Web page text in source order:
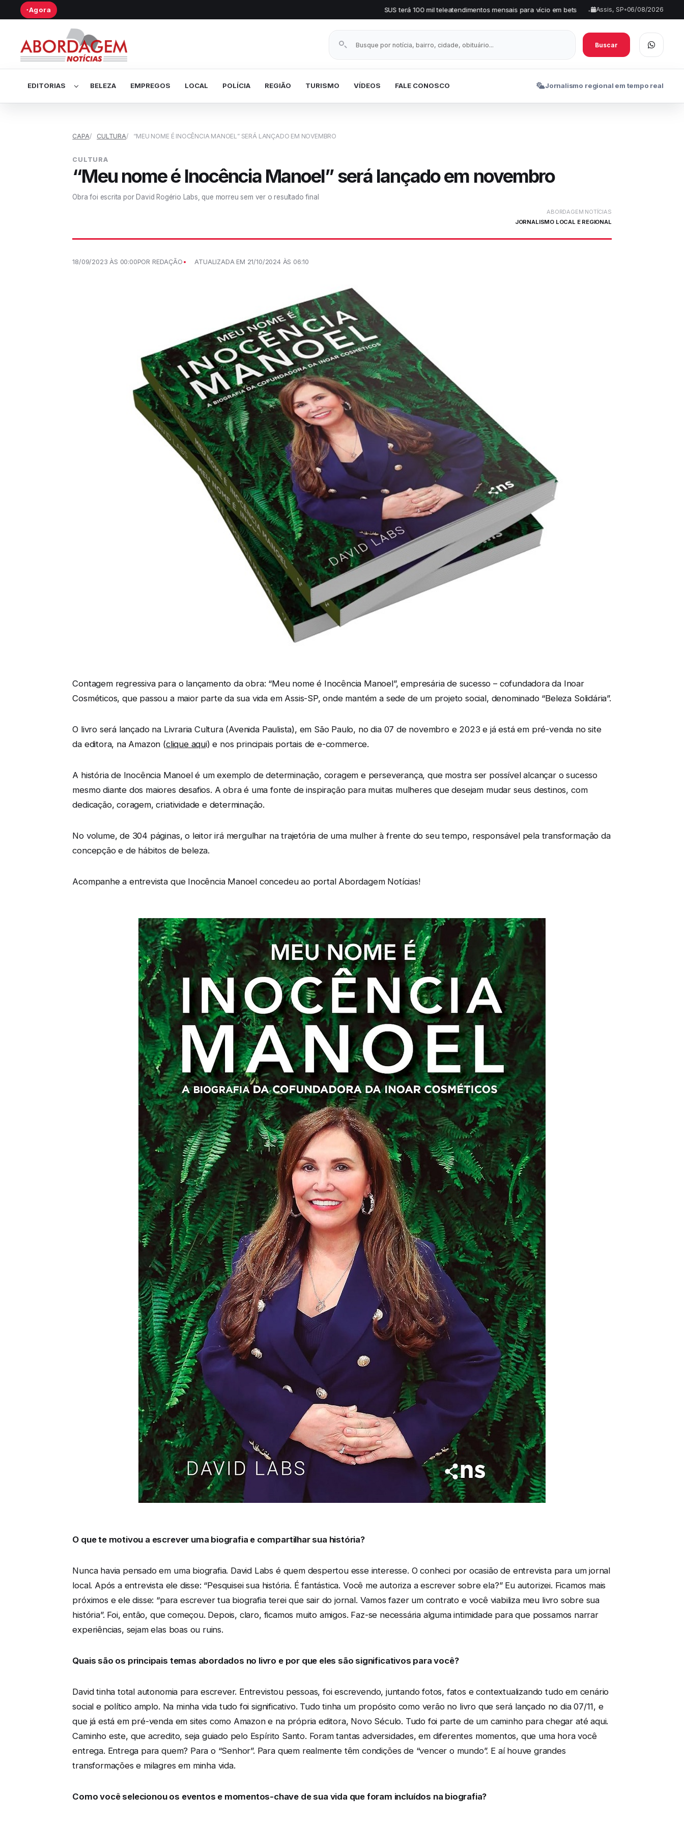
● Agora SUS terá 100 mil teleatendimentos mensais para vício em bets • SHR Miner lança serviço gratuito de
Assis, SP•06/08/2026
Buscar notícias
Buscar
EDITORIAS BELEZA EMPREGOS LOCAL POLÍCIA REGIÃO TURISMO VÍDEOS FALE CONOSCO Jornalismo regional em tempo real
CAPA CULTURA “MEU NOME É INOCÊNCIA MANOEL” SERÁ LANÇADO EM NOVEMBRO
CULTURA
“Meu nome é Inocência Manoel” será lançado em novembro
Obra foi escrita por David Rogério Labs, que morreu sem ver o resultado final
ABORDAGEM NOTÍCIAS
JORNALISMO LOCAL E REGIONAL
18/09/2023 ÀS 00:00POR REDAÇÃO ATUALIZADA EM 21/10/2024 ÀS 06:10
Contagem regressiva para o lançamento da obra: “Meu nome é Inocência Manoel”, empresária de sucesso – cofundadora da Inoar
Cosméticos, que passou a maior parte da sua vida em Assis-SP, onde mantém a sede de um projeto social, denominado “Beleza Solidária”.
O livro será lançado na Livraria Cultura (Avenida Paulista), em São Paulo, no dia 07 de novembro e 2023 e já está em pré-venda no site
da editora, na Amazon (clique aqui) e nos principais portais de e-commerce.
A história de Inocência Manoel é um exemplo de determinação, coragem e perseverança, que mostra ser possível alcançar o sucesso
mesmo diante dos maiores desafios. A obra é uma fonte de inspiração para muitas mulheres que desejam mudar seus destinos, com
dedicação, coragem, criatividade e determinação.
No volume, de 304 páginas, o leitor irá mergulhar na trajetória de uma mulher à frente do seu tempo, responsável pela transformação da
concepção e de hábitos de beleza.
Acompanhe a entrevista que Inocência Manoel concedeu ao portal Abordagem Notícias!
O que te motivou a escrever uma biografia e compartilhar sua história?
Nunca havia pensado em uma biografia. David Labs é quem despertou esse interesse. O conheci por ocasião de entrevista para um jornal
local. Após a entrevista ele disse: “Pesquisei sua história. É fantástica. Você me autoriza a escrever sobre ela?” Eu autorizei. Ficamos mais
próximos e ele disse: “para escrever tua biografia terei que sair do jornal. Vamos fazer um contrato e você viabiliza meu livro sobre sua
história”. Foi, então, que começou. Depois, claro, ficamos muito amigos. Faz-se necessária alguma intimidade para que possamos narrar
experiências, sejam elas boas ou ruins.
Quais são os principais temas abordados no livro e por que eles são significativos para você?
David tinha total autonomia para escrever. Entrevistou pessoas, foi escrevendo, juntando fotos, fatos e contextualizando tudo em cenário
social e político amplo. Na minha vida tudo foi significativo. Tudo tinha um propósito como verão no livro que será lançado no dia 07/11, e
que já está em pré-venda em sites como Amazon e na própria editora, Novo Século. Tudo foi parte de um caminho para chegar até aqui.
Caminho este, que acredito, seja guiado pelo Espírito Santo. Foram tantas adversidades, em diferentes momentos, que uma hora você
entrega. Entrega para quem? Para o “Senhor”. Para quem realmente têm condições de “vencer o mundo”. E aí houve grandes
transformações e milagres em minha vida.
Como você selecionou os eventos e momentos-chave de sua vida que foram incluídos na biografia?